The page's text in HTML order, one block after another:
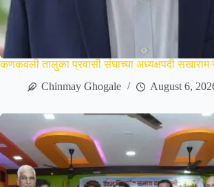
कणकवली तालुका प्रवासी संघाच्या अध्यक्षपदी
Chinmay Ghogale
August 6,